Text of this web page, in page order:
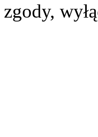
zgody,